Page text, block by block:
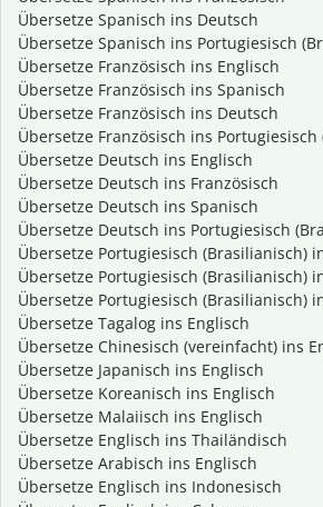
Übersetze Spanisch ins Deutsch
Übersetze Spanisch ins Portugiesisch
Übersetze Französisch ins Englisch
Übersetze Französisch ins Spanisch
Übersetze Französisch ins Deutsch
Übersetze Französisch ins
Übersetze Deutsch ins Englisch
Übersetze Deutsch ins Französisch
Übersetze Deutsch ins Spanisch
Übersetze Deutsch ins Portugiesisch
Übersetze Portugiesisch (Brasilianisch)
Übersetze Portugiesisch (Brasilianisch)
Übersetze Portugiesisch (Brasilianisch)
Übersetze Tagalog ins Englisch
Übersetze Chinesisch (vereinfacht) ins
Übersetze Japanisch ins Englisch
Übersetze Koreanisch ins Englisch
Übersetze Malaiisch ins Englisch
Übersetze Englisch ins Thailändisch
Übersetze Arabisch ins Englisch
Übersetze Englisch ins Indonesisch